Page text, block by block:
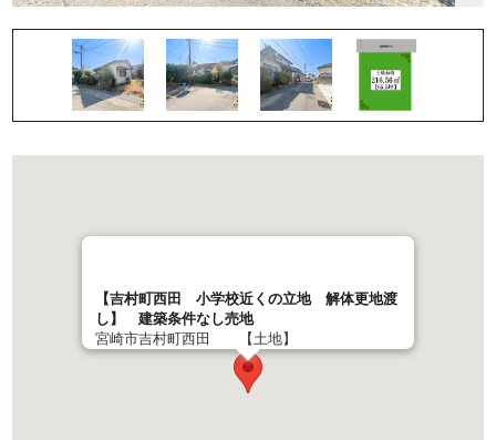
【吉村町西田 小学校近くの立地 解体更地渡
し】 建築条件なし売地
宮崎市吉村町西田 【土地】